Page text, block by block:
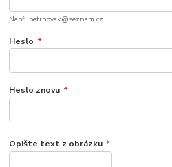
Např. petrnovak@seznam.cz
Heslo *
Heslo znovu *
Opište text z obrázku *